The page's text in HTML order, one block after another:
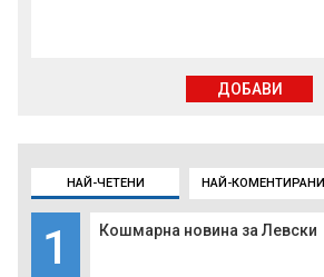
НАЙ-ЧЕТЕНИ НАЙ-КОМЕНТИРАНИ
1 Кошмарна новина за Левски
ДОБАВИ